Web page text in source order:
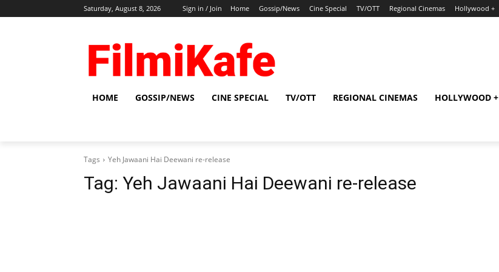
Saturday, August 8, 2026 Sign in / Join Home Gossip/News Cine Special TV/OTT Regional Cinemas Hollywood +
HOME GOSSIP/NEWS CINE SPECIAL TV/OTT REGIONAL CINEMAS HOLLYWOOD +
Tags Yeh Jawaani Hai Deewani re-release
Tag: Yeh Jawaani Hai Deewani re-release